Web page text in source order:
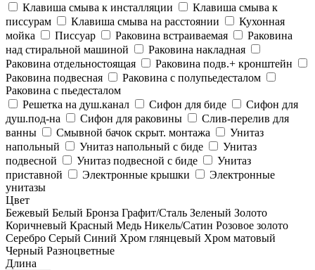
Клавиша смыва к инсталляции
Клавиша смыва к
писсурам
Клавиша смыва на расстоянии
Кухонная
мойка
Писсуар Раковина встраиваемая
Раковина
над стиральной машиной
Раковина накладная
Раковина отдельностоящая
Раковина подв.+ кронштейн
Раковина подвесная
Раковина с полупьедесталом
Раковина с пьедесталом
Решетка на душ.канал
Сифон для биде
Сифон для
душ.под-на
Сифон для раковины
Слив-перелив для
ванны
Смывной бачок скрыт. монтажа
Унитаз
напольный
Унитаз напольный с биде
Унитаз
подвесной
Унитаз подвесной с биде
Унитаз
приставной
Электронные крышки
Электронные
унитазы
Цвет
Бежевый Белый Бронза Графит/Сталь Зеленый Золото
Коричневый Красный Медь Никель/Сатин Розовое золото
Серебро Серый Синий Хром глянцевый Хром матовый
Черный Разноцветные
Длина